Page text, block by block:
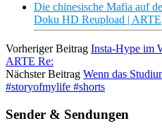
Die chinesische Mafia auf
Doku HD Reupload | ARTE
Vorheriger Beitrag Insta-Hype im
ARTE Re:
Nächster Beitrag Wenn das
#storyofmylife #shorts
Sender & Sendungen